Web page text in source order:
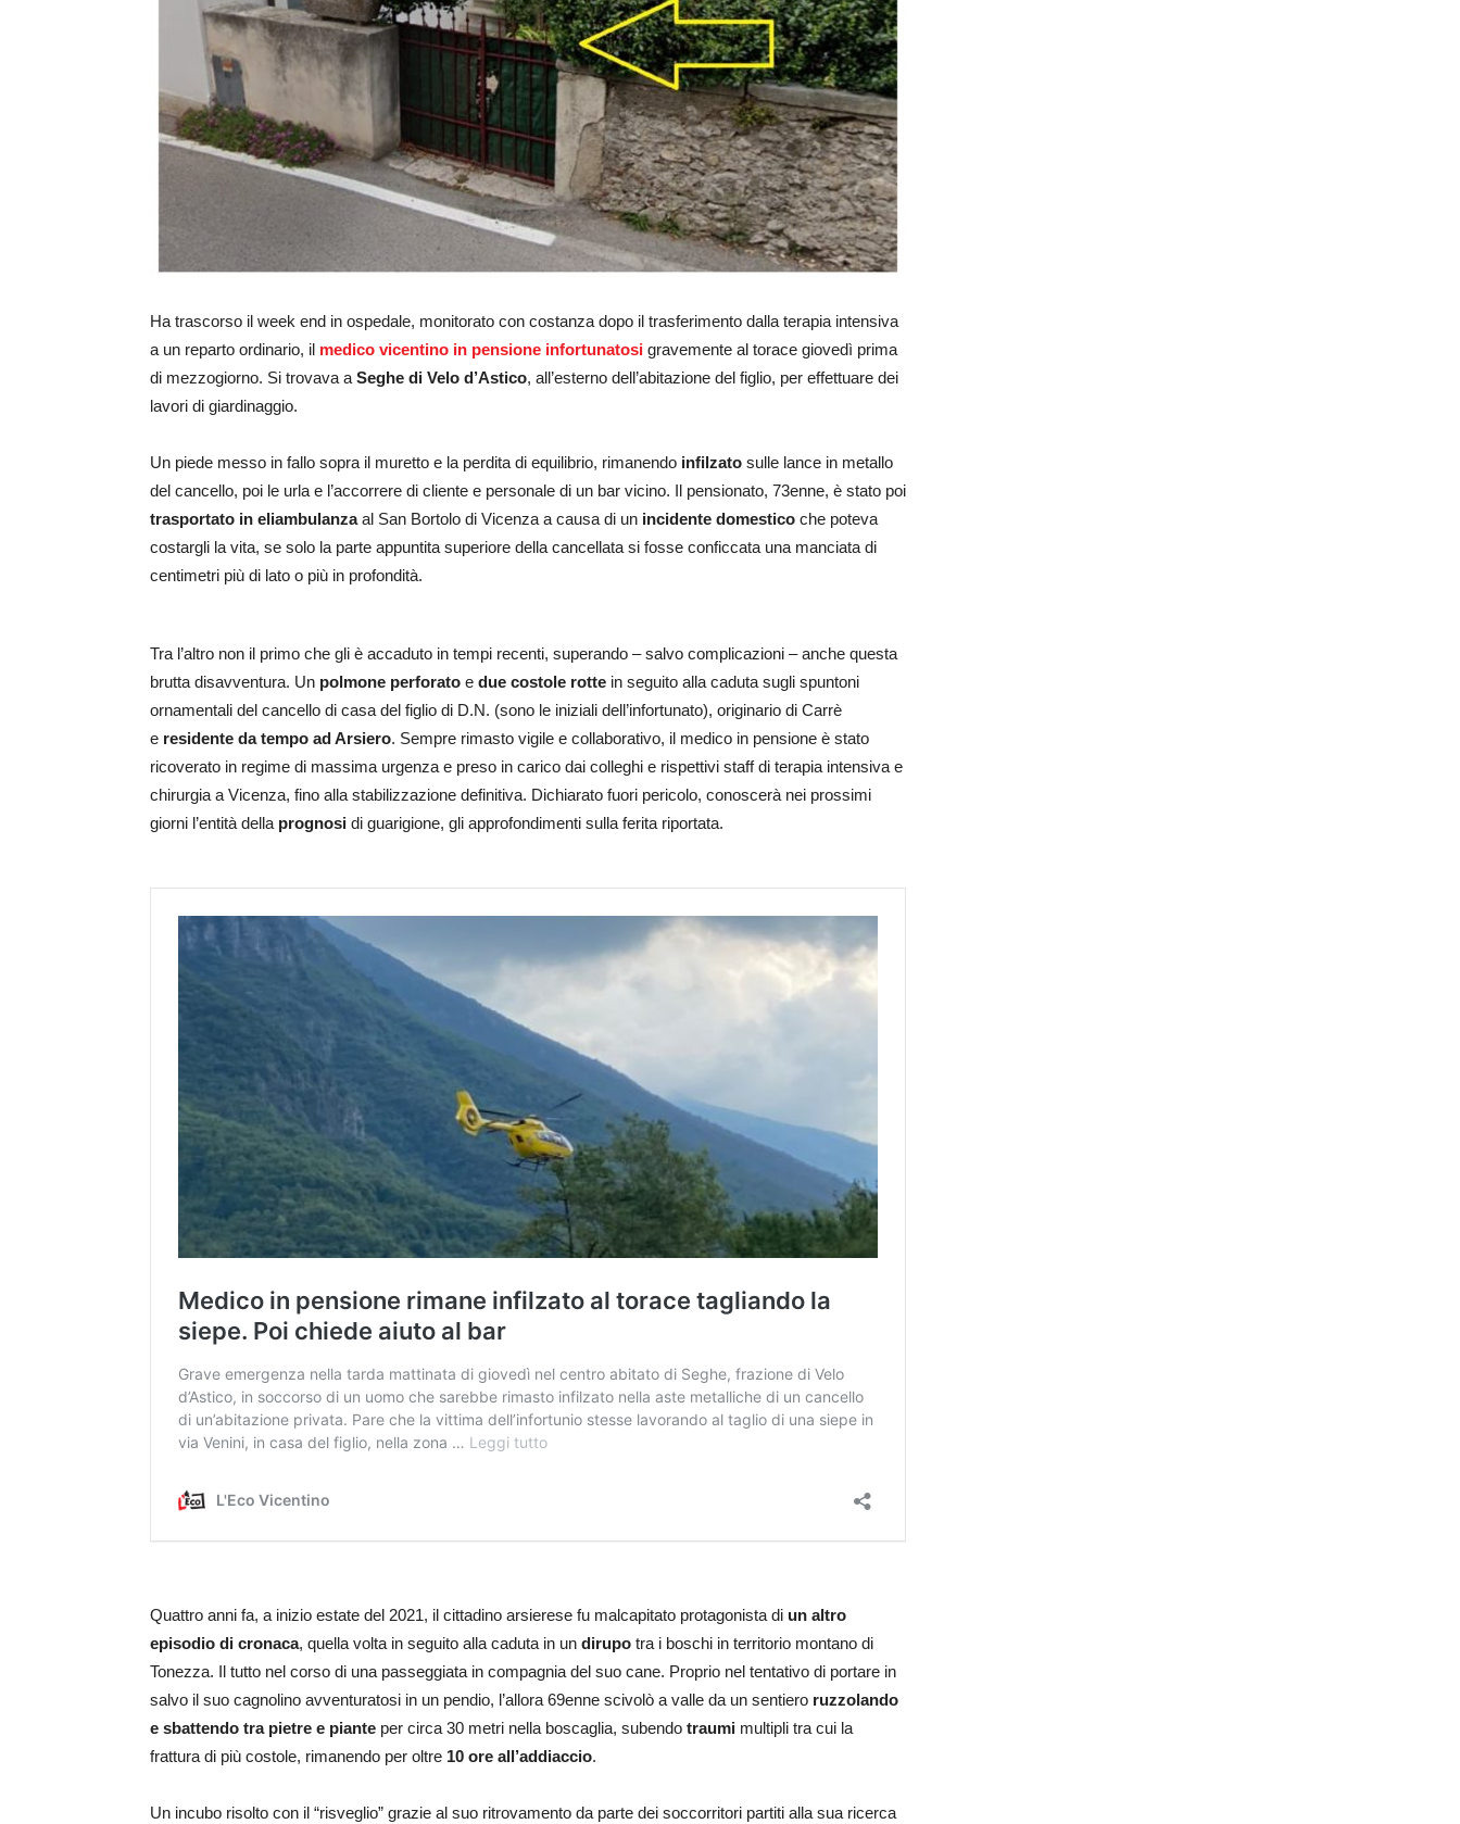
Ha trascorso il week end in ospedale, monitorato con costanza dopo il trasferimento dalla terapia intensiva
a un reparto ordinario, il medico vicentino in pensione infortunatosi gravemente al torace giovedì prima
di mezzogiorno. Si trovava a Seghe di Velo d’Astico, all’esterno dell’abitazione del figlio, per effettuare dei
lavori di giardinaggio.
Un piede messo in fallo sopra il muretto e la perdita di equilibrio, rimanendo infilzato sulle lance in metallo
del cancello, poi le urla e l’accorrere di cliente e personale di un bar vicino. Il pensionato, 73enne, è stato poi
trasportato in eliambulanzaal San Bortolo di Vicenza a causa di un incidente domestico che poteva
costargli la vita, se solo la parte appuntita superiore della cancellata si fosse conficcata una manciata di
centimetri più di lato o più in profondità.
Tra l’altro non il primo che gli è accaduto in tempi recenti, superando – salvo complicazioni – anche questa
brutta disavventura. Un polmone perforato e due costole rotte in seguito alla caduta sugli spuntoni
ornamentali del cancello di casa del figlio di D.N. (sono le iniziali dell’infortunato), originario di Carrè
e residente da tempo ad Arsiero. Sempre rimasto vigile e collaborativo, il medico in pensione è stato
ricoverato in regime di massima urgenza e preso in carico dai colleghi e rispettivi staff di terapia intensiva e
chirurgia a Vicenza, fino alla stabilizzazione definitiva. Dichiarato fuori pericolo, conoscerà nei prossimi
giorni l’entità della prognosi di guarigione, gli approfondimenti sulla ferita riportata.
Quattro anni fa, a inizio estate del 2021, il cittadino arsierese fu malcapitato protagonista di un altro
episodio di cronaca, quella volta in seguito alla caduta in un dirupo tra i boschi in territorio montano di
Tonezza. Il tutto nel corso di una passeggiata in compagnia del suo cane. Proprio nel tentativo di portare in
salvo il suo cagnolino avventuratosi in un pendio, l’allora 69enne scivolò a valle da un sentiero ruzzolando
e sbattendo tra pietre e piante per circa 30 metri nella boscaglia, subendo traumi multipli tra cui la
frattura di più costole, rimanendo per oltre 10 ore all’addiaccio.
Un incubo risolto con il “risveglio” grazie al suo ritrovamento da parte dei soccorritori partiti alla sua ricerca